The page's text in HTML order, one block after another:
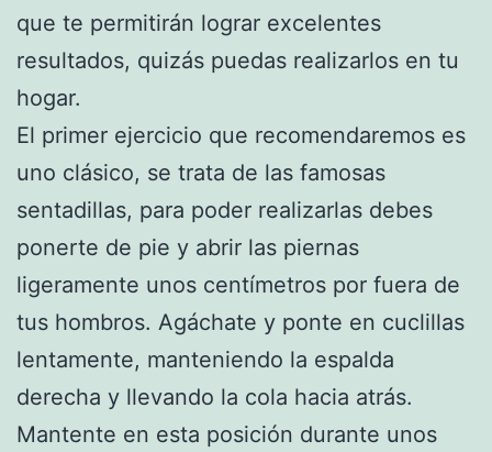
que te permitirán lograr excelentes
resultados, quizás puedas realizarlos en tu
hogar.
El primer ejercicio que recomendaremos es
uno clásico, se trata de las famosas
sentadillas, para poder realizarlas debes
ponerte de pie y abrir las piernas
ligeramente unos centímetros por fuera de
tus hombros. Agáchate y ponte en cuclillas
lentamente, manteniendo la espalda
derecha y llevando la cola hacia atrás.
Mantente en esta posición durante unos